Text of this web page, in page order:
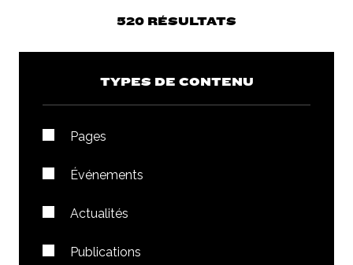
520 RÉSULTATS
TYPES DE CONTENU
Pages
Événements
Actualités
Publications